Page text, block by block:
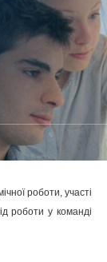
роботи, участі
роботи у команді